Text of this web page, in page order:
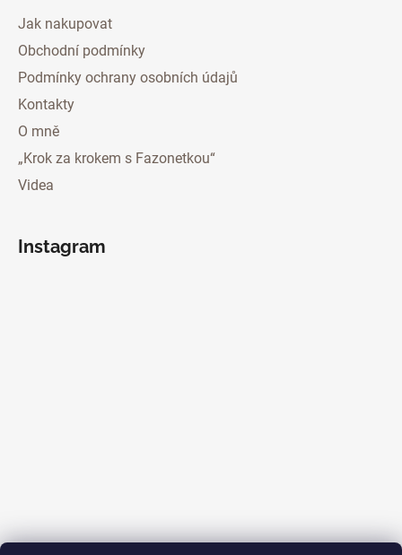
Jak nakupovat
Obchodní podmínky
Podmínky ochrany osobních údajů
Kontakty
O mně
„Krok za krokem s Fazonetkou“
Videa
Instagram